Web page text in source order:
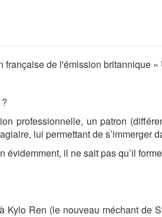
française de l'émission britannique
professionnelle, un patron
lui permettant de s’immerger
évidemment, il ne sait pas qu’il
Ren (le nouveau méchant de